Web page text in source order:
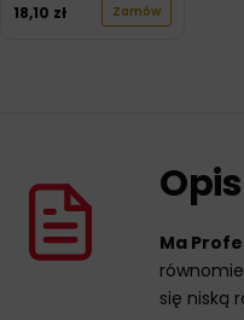
18,10 zł Zamów
Opis
Ma
się niską